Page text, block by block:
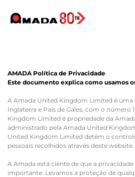
AMADA Política de Privacidade
Este documento explica como usamos
A Amada United Kingdom Limited é uma
Inglaterra e País de Gales, com o número
Kingdom Limited é propriedade da
administrado pela Amada United
United Kingdom Limited detém o
pessoais recolhidos através deste website.
A Amada está ciente de que a privacidade
importante. Levamos a proteção de